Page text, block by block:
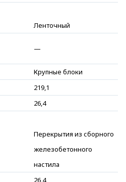
Ленточный
—
Крупные блоки
219,1
26,4
Перекрытия из сборного
железобетонного
настила
26,4